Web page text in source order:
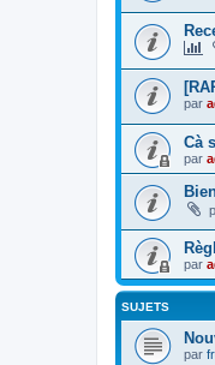
par
Cà
par
par
SUJETS
par